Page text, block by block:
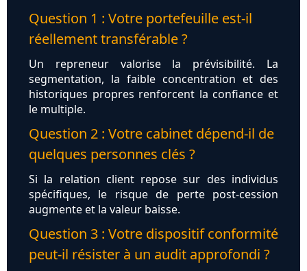
Question 1 : Votre portefeuille est-il
réellement transférable ?
Un repreneur valorise la prévisibilité. La
segmentation, la faible concentration et des
historiques propres renforcent la confiance et
le multiple.
Question 2 : Votre cabinet dépend-il de
quelques personnes clés ?
Si la relation client repose sur des individus
spécifiques, le risque de perte post-cession
augmente et la valeur baisse.
Question 3 : Votre dispositif conformité
peut-il résister à un audit approfondi ?